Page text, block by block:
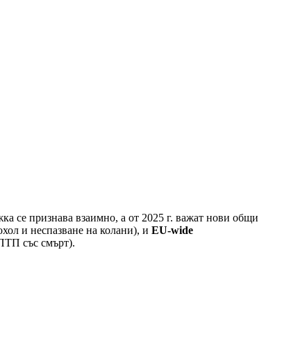
се признава взаимно, а от 2025 г. важат нови общи
и неспазване на колани), и EU-wide
със смърт).